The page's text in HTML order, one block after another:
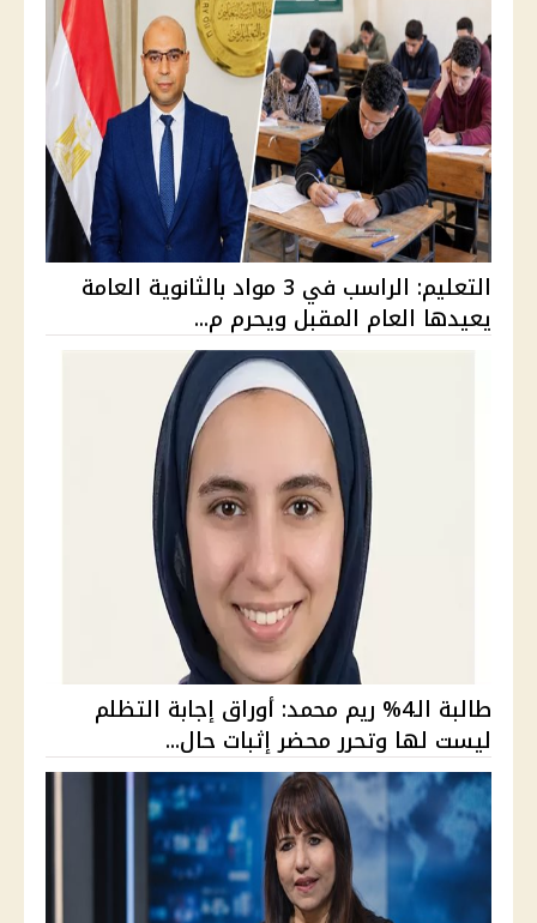
التعليم: الراسب في 3 مواد بالثانوية العامة
يعيدها العام المقبل ويحرم م...
طالبة الـ4% ريم محمد: أوراق إجابة التظلم
ليست لها وتحرر محضر إثبات حال...